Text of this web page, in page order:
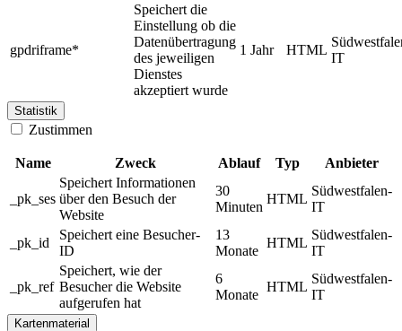
gpdriframe*
Speichert die
Einstellung ob die
Datenübertragung
des jeweiligen
Dienstes
akzeptiert wurde
1 Jahr HTML
IT
Statistik
Zustimmen
Name Zweck Ablauf Typ Anbieter
_pk_ses
Speichert Informationen
über den Besuch der
Website
30
Minuten
HTML
Südwestfalen-
IT
_pk_id
Speichert eine Besucher-
ID
13
Monate
HTML
Südwestfalen-
IT
_pk_ref
Speichert, wie der
Besucher die Website
aufgerufen hat
6
Monate
HTML
Südwestfalen-
IT
Kartenmaterial